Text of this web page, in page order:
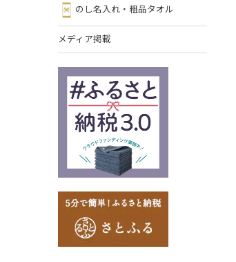
のし名入れ・粗品タオル
メディア掲載